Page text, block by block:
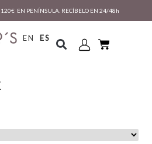
120€ EN PENÍNSULA. RECÍBELO EN 24/48h
EN ES